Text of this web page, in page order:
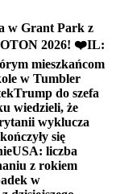
w Grant Park z
2026! ❤️IL:
mieszkańcom
w Tumbler
Trump do szefa
wiedzieli, że
wyklucza
się
USA: liczba
z rokiem
w